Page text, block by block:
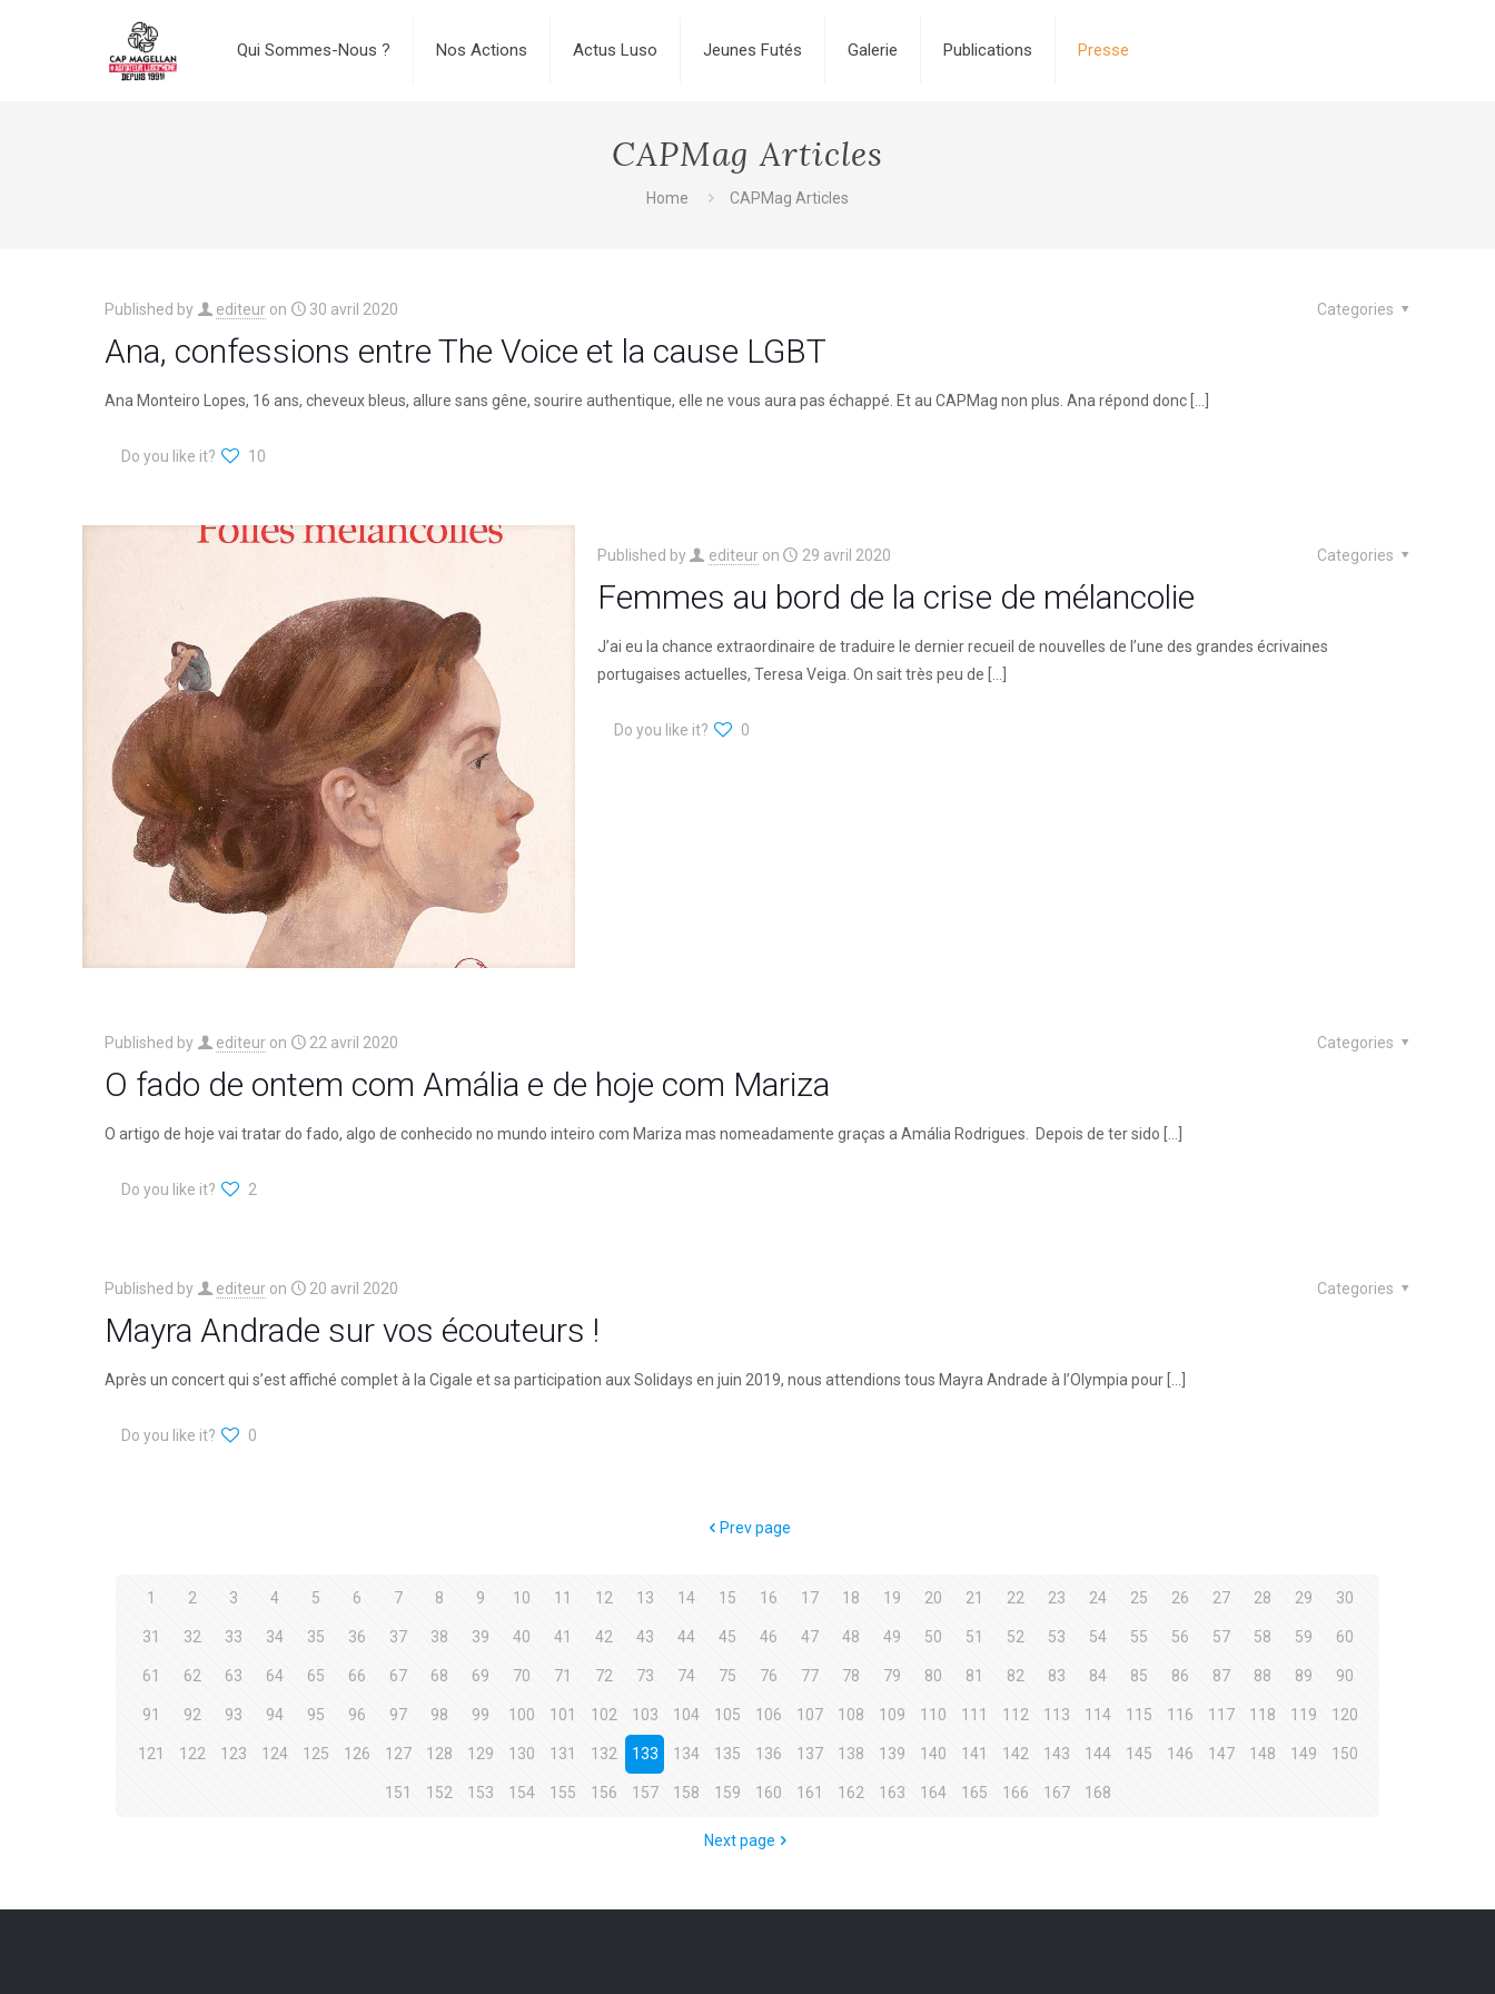
Qui Sommes-Nous ? Nos Actions Actus Luso Jeunes Futés Galerie Publications Presse
CAPMag Articles
Home CAPMag Articles
Published by editeur on 30 avril 2020 Categories
Ana, confessions entre The Voice et la cause LGBT
Ana Monteiro Lopes, 16 ans, cheveux bleus, allure sans gêne, sourire authentique, elle ne vous aura pas échappé. Et au CAPMag non plus. Ana répond donc
Do you like it? 10
Published by editeur on 29 avril 2020 Categories
Femmes au bord de la crise de mélancolie
J’ai eu la chance extraordinaire de traduire le dernier recueil de nouvelles de l’une des grandes écrivaines
portugaises actuelles, Teresa Veiga. On sait très peu de
Do you like it? 0
Published by editeur on 22 avril 2020 Categories
O fado de ontem com Amália e de hoje com Mariza
O artigo de hoje vai tratar do fado, algo de conhecido no mundo inteiro com Mariza mas nomeadamente graças a Amália Rodrigues. Depois de ter sido […]
Do you like it? 2
Published by editeur on 20 avril 2020 Categories
Mayra Andrade sur vos écouteurs !
Après un concert qui s’est affiché complet à la Cigale et sa participation aux Solidays en juin 2019, nous attendions tous Mayra Andrade à l’Olympia pour […]
Do you like it? 0
Prev page
1 2 3 4 5 6 7 8 9 10 11 12 13 14 15 16 17 18 19 20 21 22 23 24 25 26 27 28 29 30
31 32 33 34 35 36 37 38 39 40 41 42 43 44 45 46 47 48 49 50 51 52 53 54 55 56 57 58 59 60
61 62 63 64 65 66 67 68 69 70 71 72 73 74 75 76 77 78 79 80 81 82 83 84 85 86 87 88 89 90
91 92 93 94 95 96 97 98 99 100 101 102 103 104 105 106 107 108 109 110 111 112 113 114 115 116 117 118 119 120
121 122 123 124 125 126 127 128 129 130 131 132 133 134 135 136 137 138 139 140 141 142 143 144 145 146 147 148 149 150
151 152 153 154 155 156 157 158 159 160 161 162 163 164 165 166 167 168
Next page